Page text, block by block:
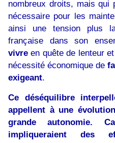
nombreux droits, mais qui
nécessaire pour les
ainsi une tension plus
française dans son
vivre en quête de lenteur
nécessité économique de
exigeant.
Ce déséquilibre
appellent à une
grande autonomie.
impliqueraient des